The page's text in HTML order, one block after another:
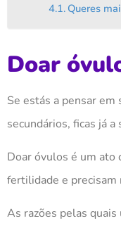
Queres
Doar
Se estás a pensarem
secundários, ficas já a
Doar óvulos é um ato
fertilidade e precisam
As razões pelas